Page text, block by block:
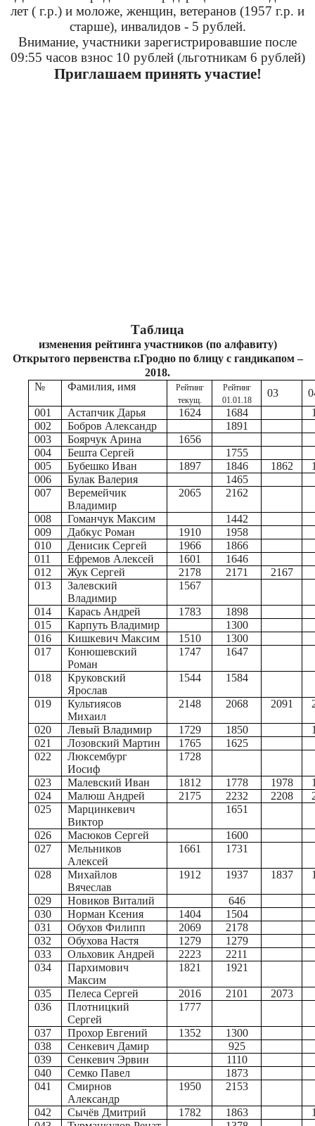
лет ( г.р.) и моложе, женщин, ветеранов (1957 г.р. и
старше), инвалидов - 5 рублей.
Внимание, участники зарегистрировавшие после
09:55 часов взнос 10 рублей (льготникам 6 рублей)
Приглашаем принять участие!
Таблица
изменения рейтинга участников (по алфавиту)
Открытого первенства г.Гродно по блицу с гандикапом –
2018.
№
Фамилия, имя
Рейтинг
текущ.
Рейтинг
01.01.18
03
001
Астапчик Дарья 1624 1684
002
Бобров Александр
1891
003
Боярчук Арина
1656
004
Бешта Сергей
1755
005
Бубешко Иван 1897 1846 1862
006
Булак Валерия
1465
007
Веремейчик
Владимир
2065 2162
008 Гоманчук Максим
1442
009
Дабкус Роман 1910
1958
010
Денисик Сергей 1966
1866
011
Ефремов Алексей 1601
1646
012
Жук Сергей 2178 2171
2167
013
Залевский
Владимир
1567
014 Карась Андрей 1783
1898
015
Карпуть Владимир
1300
016
Кишкевич Максим 1510
1300
017
Конюшевский
Роман
1747 1647
018
Круковский
Ярослав
1544 1584
019
Культиясов
Михаил
2148 2068 2091
020 Левый Владимир 1729 1850
021
Лозовский Мартин 1765
1625
022
Люксембург
Иосиф
1728
023 Малевский Иван 1812 1778 1978
024
Малюш Андрей 2175 2232 2208
025
Марцинкевич
Виктор
1651
026 Масюков Сергей
1600
027
Мельников
Алексей
1661 1731
028
Михайлов
Вячеслав
1912 1937 1837
029 Новиков Виталий
646
030
Норман Ксения 1404
1504
031
Обухов Филипп 2069
2178
032
Обухова Настя 1279
1279
033
Ольховик Андрей 2223
2211
034
Пархимович
Максим
1821 1921
035 Пелеса Сергей 2016 2101
2073
036
Плотницкий
Сергей
1777
037 Прохор Евгений 1352
1300
038
Сенкевич Дамир
925
039
Сенкевич Эрвин
1110
040
Семко Павел
1873
041
Смирнов
Александр
1950 2153
042 Сычёв Дмитрий 1782 1863